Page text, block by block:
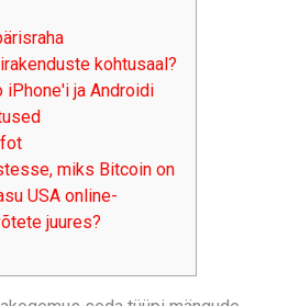
kohtusaal?
iPhone'i ja Androidi
miks Bitcoin on
USA online-
juures?